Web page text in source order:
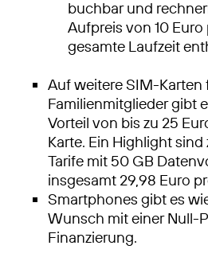
buchbar und
Aufpreis von 10
gesamte Laufzeit
Auf weitere SIM-Karten
Familienmitglieder gibt
Vorteil von bis zu 25
Karte. Ein Highlight sind
Tarife mit 50 GB
insgesamt 29,98 Euro
Smartphones gibt es
Wunsch mit einer Null-
Finanzierung.